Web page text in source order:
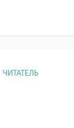
ЧИТАТЕЛЬ